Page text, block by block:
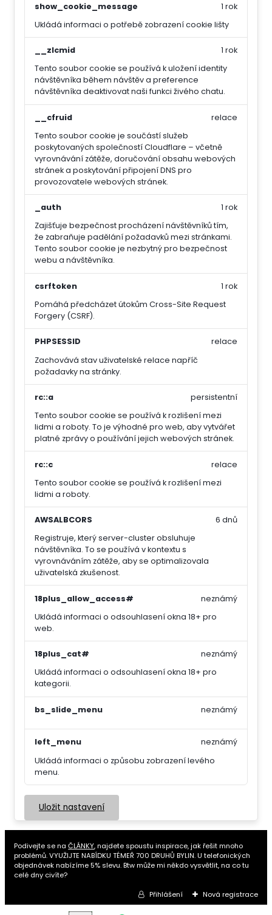
show_cookie_message
Ukládá informaci o potřebě zobrazení cookie lišty
1 rok
__zlcmid
Tento soubor cookie se používá k uložení identity
návštěvníka během návštěv a preference
návštěvníka deaktivovat naši funkci živého chatu.
1 rok
__cfruid
Tento soubor cookie je součástí služeb
poskytovaných společností Cloudflare – včetně
vyrovnávání zátěže, doručování obsahu webových
stránek a poskytování připojení DNS pro
provozovatele webových stránek.
relace
_auth
Zajišťuje bezpečnost procházení návštěvníků tím,
že zabraňuje padělání požadavků mezi stránkami.
Tento soubor cookie je nezbytný pro bezpečnost
webu a návštěvníka.
1 rok
csrftoken
Pomáhá předcházet útokům Cross-Site Request
Forgery (CSRF).
1 rok
PHPSESSID
Zachovává stav uživatelské relace napříč
požadavky na stránky.
relace
rc::a
Tento soubor cookie se používá k rozlišení mezi
lidmi a roboty. To je výhodné pro web, aby vytvářet
platné zprávy o používání jejich webových stránek.
persistentní
rc::c
Tento soubor cookie se používá k rozlišení mezi
lidmi a roboty.
relace
AWSALBCORS
Registruje, který server-cluster obsluhuje
návštěvníka. To se používá v kontextu s
vyrovnáváním zátěže, aby se optimalizovala
uživatelská zkušenost.
6 dnů
18plus_allow_access#
Ukládá informaci o odsouhlasení okna 18+ pro
web.
neznámý
18plus_cat#
Ukládá informaci o odsouhlasení okna 18+ pro
kategorii.
neznámý
bs_slide_menu neznámý
left_menu
Ukládá informaci o způsobu zobrazení levého
menu.
neznámý
Uložit nastavení
Podivejte se naČLÁNKY, najdete spoustu inspirace, jak řešit mnoho
problémů. VYUŽIJTE NABÍDKU TÉMEŘ 700 DRUHŮ BYLIN. U telefonických
objednávek nabízíme 5% slevu. Btw může mi někdo vysvětlit, na co tu
celé dny civíte?
Přihlášení Nová registrace